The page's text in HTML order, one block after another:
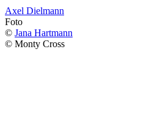
Axel Dielmann
Foto
© Jana Hartmann
© Monty Cross